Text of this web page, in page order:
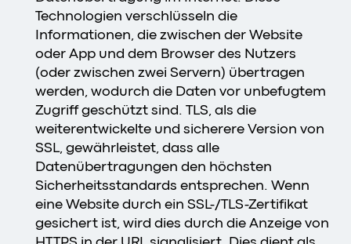
Technologien verschlüsseln die
Informationen, die zwischen der Website
oder App und dem Browser des Nutzers
(oder zwischen zwei Servern) übertragen
werden, wodurch die Daten vor unbefugtem
Zugriff geschützt sind. TLS, als die
weiterentwickelte und sicherere Version von
SSL, gewährleistet, dass alle
Datenübertragungen den höchsten
Sicherheitsstandards entsprechen. Wenn
eine Website durch ein SSL-/TLS-Zertifikat
gesichert ist, wird dies durch die Anzeige von